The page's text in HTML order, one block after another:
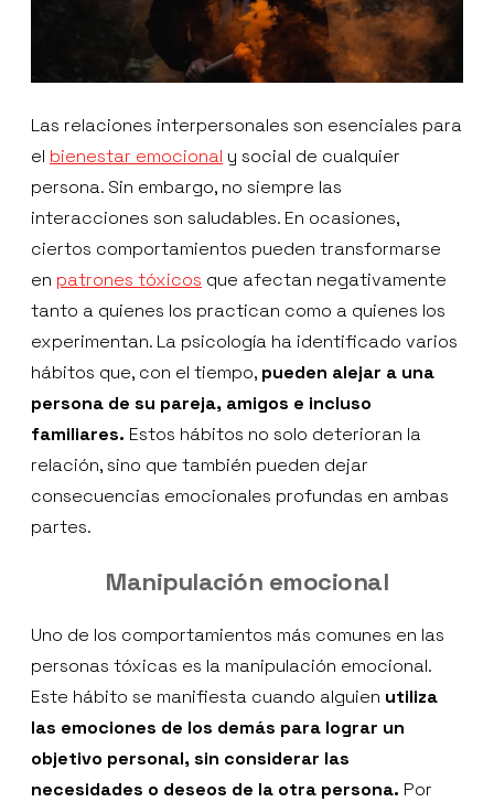
Las relaciones interpersonales son esenciales para
el bienestar emocional y social de cualquier
persona. Sin embargo, no siempre las
interacciones son saludables. En ocasiones,
ciertos comportamientos pueden transformarse
en patrones tóxicos que afectan negativamente
tanto a quienes los practican como a quienes los
experimentan. La psicología ha identificado varios
hábitos que, con el tiempo, pueden alejar a una
persona de su pareja, amigos e incluso
familiares. Estos hábitos no solo deterioran la
relación, sino que también pueden dejar
consecuencias emocionales profundas en ambas
partes.
Manipulación emocional
Uno de los comportamientos más comunes en las
personas tóxicas es la manipulación emocional.
Este hábito se manifiesta cuando alguien utiliza
las emociones de los demás para lograr un
objetivo personal, sin considerar las
necesidades o deseos de la otra persona. Por